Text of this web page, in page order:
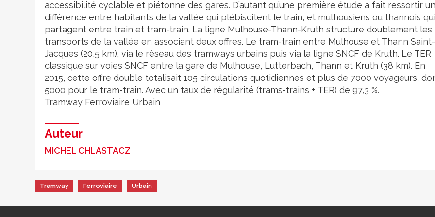
accessibilité cyclable et piétonne des gares. D’autant qu’une première étude a fait ressortir
différence entre habitants de la vallée qui plébiscitent le train, et mulhousiens ou thannois
partagent entre train et tram-train. La ligne Mulhouse-Thann-Kruth structure doublement les
transports de la vallée en associant deux offres. Le tram-train entre Mulhouse et Thann Saint-
Jacques (20,5 km), via le réseau des tramways urbains puis via la ligne SNCF de Kruth. Le TER
classique sur voies SNCF entre la gare de Mulhouse, Lutterbach, Thann et Kruth (38 km). En
2015, cette offre double totalisait 105 circulations quotidiennes et plus de 7000 voyageurs,
5000 pour le tram-train. Avec un taux de régularité (trams-trains + TER) de 97,3 %.
Tramway Ferroviaire Urbain
Auteur
MICHEL CHLASTACZ
Tramway Ferroviaire Urbain